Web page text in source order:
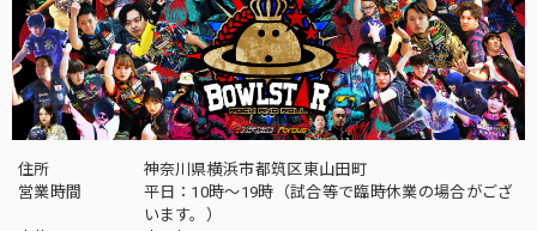
住所
神奈川県横浜市都筑区東山田町
営業時間
平日：10時～19時（試合等で臨時休業の場合がござ
います。）